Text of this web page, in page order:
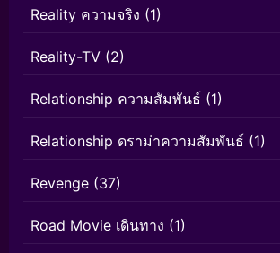
Reality ความจริง (1)
Reality-TV (2)
Relationship ความสัมพันธ์ (1)
Relationship ดราม่าความสัมพันธ์ (1)
Revenge (37)
Road Movie เดินทาง (1)